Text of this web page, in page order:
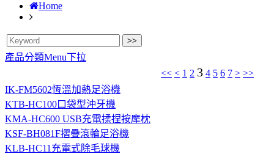
Home
產品分類Menu下拉
<< < 1 2 3 4 5 6 7 > >>
IK-FM5602恆溫加熱足浴機
KTB-HC100口袋型沖牙機
KMA-HC600 USB充電揉捏按摩枕
KSF-BH081F摺疊滾輪足浴機
KLB-HC11充電式除毛球機